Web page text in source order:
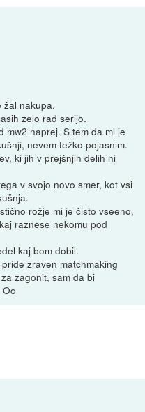
žal nakupa.
zelo rad serijo.
mw2 naprej. S tem da mi je
nevem težko pojasnim.
ki jih v prejšnjih delih ni
v svojo novo smer, kot vsi
rožje mi je čisto vseeno,
raznese nekomu pod
kaj bom dobil.
zraven matchmaking
zagonit, sam da bi